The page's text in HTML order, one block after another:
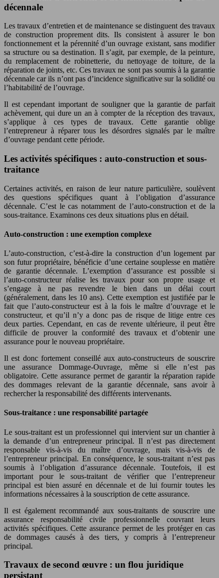
décennale
Les travaux d’entretien et de maintenance se distinguent des travaux
de construction proprement dits. Ils consistent à assurer le bon
fonctionnement et la pérennité d’un ouvrage existant, sans modifier
sa structure ou sa destination. Il s’agit, par exemple, de la peinture,
du remplacement de robinetterie, du nettoyage de toiture, de la
réparation de joints, etc. Ces travaux ne sont pas soumis à la garantie
décennale car ils n’ont pas d’incidence significative sur la solidité ou
l’habitabilité de l’ouvrage.
Il est cependant important de souligner que la garantie de parfait
achèvement, qui dure un an à compter de la réception des travaux,
s’applique à ces types de travaux. Cette garantie oblige
l’entrepreneur à réparer tous les désordres signalés par le maître
d’ouvrage pendant cette période.
Les activités spécifiques : auto-construction et sous-
traitance
Certaines activités, en raison de leur nature particulière, soulèvent
des questions spécifiques quant à l’obligation d’assurance
décennale. C’est le cas notamment de l’auto-construction et de la
sous-traitance. Examinons ces deux situations plus en détail.
Auto-construction : une exemption complexe
L’auto-construction, c’est-à-dire la construction d’un logement par
son futur propriétaire, bénéficie d’une certaine souplesse en matière
de garantie décennale. L’exemption d’assurance est possible si
l’auto-constructeur réalise les travaux pour son propre usage et
s’engage à ne pas revendre le bien dans un délai court
(généralement, dans les 10 ans). Cette exemption est justifiée par le
fait que l’auto-constructeur est à la fois le maître d’ouvrage et le
constructeur, et qu’il n’y a donc pas de risque de litige entre ces
deux parties. Cependant, en cas de revente ultérieure, il peut être
difficile de prouver la conformité des travaux et d’obtenir une
assurance pour le nouveau propriétaire.
Il est donc fortement conseillé aux auto-constructeurs de souscrire
une assurance Dommage-Ouvrage, même si elle n’est pas
obligatoire. Cette assurance permet de garantir la réparation rapide
des dommages relevant de la garantie décennale, sans avoir à
rechercher la responsabilité des différents intervenants.
Sous-traitance : une responsabilité partagée
Le sous-traitant est un professionnel qui intervient sur un chantier à
la demande d’un entrepreneur principal. Il n’est pas directement
responsable vis-à-vis du maître d’ouvrage, mais vis-à-vis de
l’entrepreneur principal. En conséquence, le sous-traitant n’est pas
soumis à l’obligation d’assurance décennale. Toutefois, il est
important pour le sous-traitant de vérifier que l’entrepreneur
principal est bien assuré en décennale et de lui fournir toutes les
informations nécessaires à la souscription de cette assurance.
Il est également recommandé aux sous-traitants de souscrire une
assurance responsabilité civile professionnelle couvrant leurs
activités spécifiques. Cette assurance permet de les protéger en cas
de dommages causés à des tiers, y compris à l’entrepreneur
principal.
Travaux de second œuvre : un flou juridique
persistant